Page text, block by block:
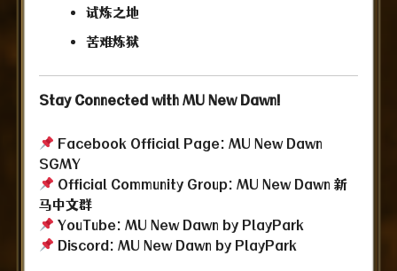
试炼之地
苦难炼狱
Stay Connected with MU New Dawn!
Facebook Official Page:MU New Dawn
SGMY
Official Community Group:MU New Dawn新
马中文群
YouTube:MU New Dawn by PlayPark
Discord:MU New Dawn by PlayPark